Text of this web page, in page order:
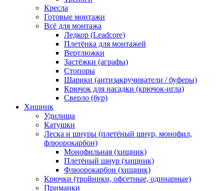
Кресла
Готовые монтажи
Всё для монтажа
Ледкор (Leadcore)
Плетёнка для монтажей
Вертлюжки
Застёжки (аграфы)
Стопоры
Шарики (антизакручиватели / буферы)
Крючок для насадки (крючок-игла)
Сверло (бур)
Хищник
Удилища
Катушки
Леска и шнуры (плетёный шнур, монофил,
флюорокарбон)
Монофильная (хищник)
Плетёный шнур (хищник)
Флюорокарбон (хищник)
Крючки (тройники, офсетные, одинарные)
Приманки